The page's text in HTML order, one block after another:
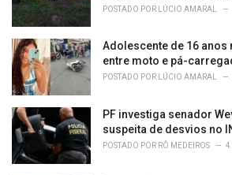
POSTADO POR LÚCIO AMARAL
Adolescente de 16
entre moto e pá-
POSTADO POR LÚCIO AMARAL
PF investiga senador
suspeita de desvios no
POSTADO POR RÔ MEDEIROS 4